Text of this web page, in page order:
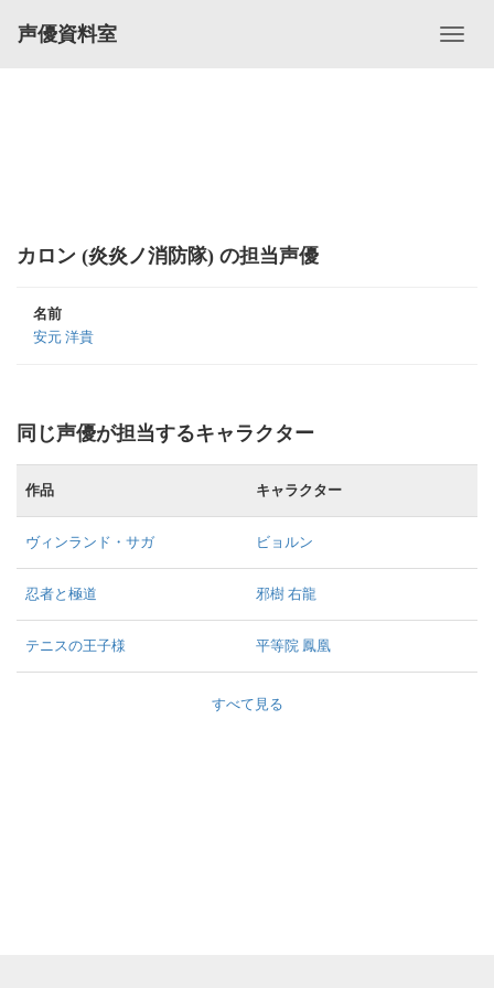
声優資料室
カロン (炎炎ノ消防隊) の担当声優
名前
安元 洋貴
同じ声優が担当するキャラクター
作品 キャラクター
ヴィンランド・サガ ビョルン
忍者と極道 邪樹 右龍
テニスの王子様 平等院 鳳凰
すべて見る